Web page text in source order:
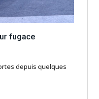
fugace
depuis quelques